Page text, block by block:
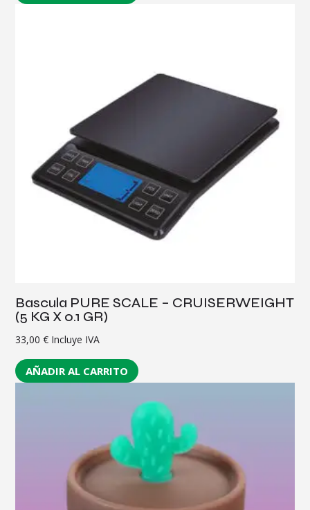
Bascula PURE SCALE – CRUISERWEIGHT
(5 KG X 0.1 GR)
33,00€ Incluye IVA
AÑADIR AL CARRITO